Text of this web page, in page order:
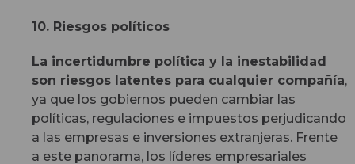
10. Riesgos políticos
La incertidumbre política y la inestabilidad
son riesgos latentes para cualquier compañía,
ya que los gobiernos pueden cambiar las
políticas, regulaciones e impuestos perjudicando
a las empresas e inversiones extranjeras. Frente
a este panorama, los líderes empresariales